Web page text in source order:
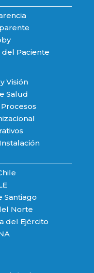
Paciente
Visión
Salud
Santiago
Norte
del Ejército